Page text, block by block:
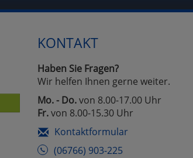
KONTAKT
Haben Sie Fragen?
Wir helfen Ihnen gerne weiter.
Mo. - Do.von 8.00-17.00 Uhr
Fr.von 8.00-15.30 Uhr
Kontaktformular
(06766) 903-225
Cookies
Alle Akzeptieren